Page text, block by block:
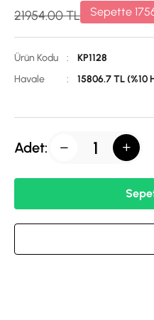
21954.00TL Sepette
Ürün Kodu :
KP1128
Havale
: 15806.7 TL
Adet: